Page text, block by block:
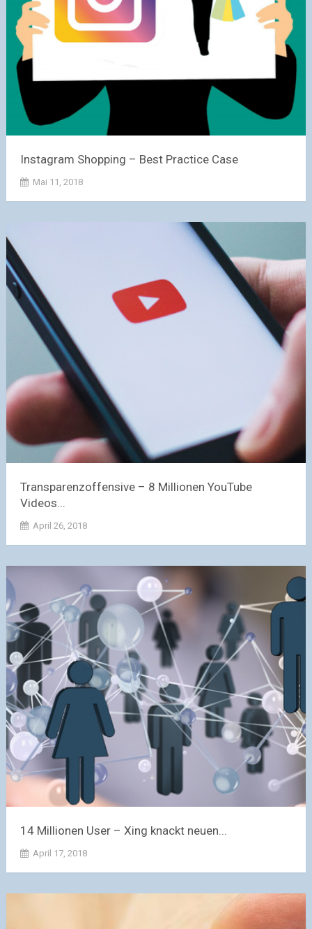
Instagram Shopping – Best Practice Case
Mai 11, 2018
Transparenzoffensive – 8 Millionen YouTube
Videos...
April 26, 2018
14 Millionen User – Xing knackt neuen...
April 17, 2018